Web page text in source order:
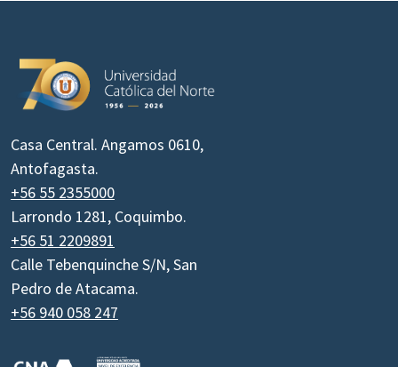
Casa Central. Angamos 0610,
Antofagasta.
+56 55 2355000
Larrondo 1281, Coquimbo.
+56 51 2209891
Calle Tebenquinche S/N, San
Pedro de Atacama.
+56 940 058 247